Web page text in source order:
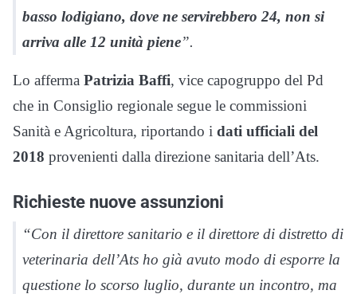
basso lodigiano, dove ne servirebbero 24, non si
arriva alle 12 unità piene”.
Lo afferma Patrizia Baffi, vice capogruppo del Pd
che in Consiglio regionale segue le commissioni
Sanità e Agricoltura, riportando i dati ufficiali del
2018 provenienti dalla direzione sanitaria dell’Ats.
Richieste nuove assunzioni
“Con il direttore sanitario e il direttore di distretto di
veterinaria dell’Ats ho già avuto modo di esporre la
questione lo scorso luglio, durante un incontro, ma